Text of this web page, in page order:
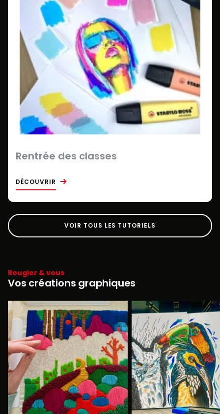
Rentrée des classes
DÉCOUVRIR
VOIR TOUS LES TUTORIELS
Rougier & vous
Vos créations graphiques